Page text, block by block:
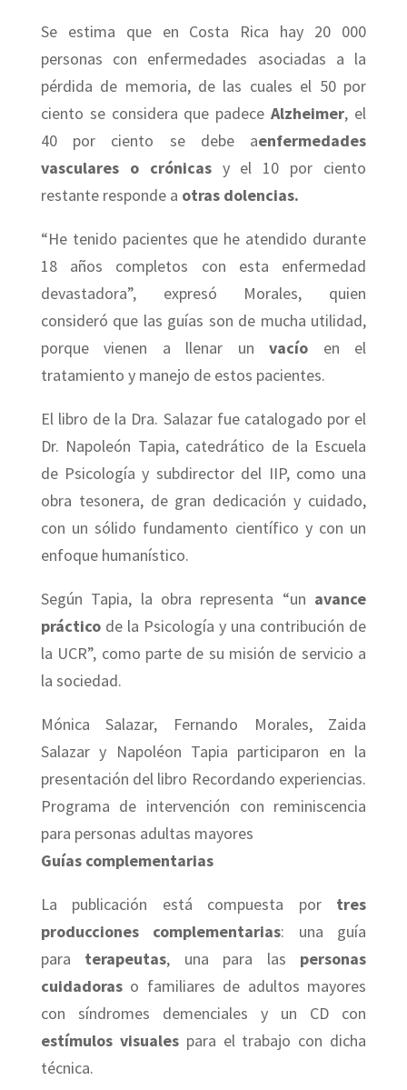
Se estima que en Costa Rica hay 20 000
personas con enfermedades asociadas a la
pérdida de memoria, de las cuales el 50 por
ciento se considera que padeceAlzheimer, el
40 por ciento se debe aenfermedades
vasculares o crónicasy el 10 por ciento
restante responde a otras dolencias.
“He tenido pacientes que he atendido durante
18 años completos con esta enfermedad
devastadora”, expresó Morales, quien
consideró que las guías son de mucha utilidad,
porque vienen a llenar unvacío en el
tratamiento y manejo de estos pacientes.
El libro de la Dra. Salazar fue catalogado por el
Dr. Napoleón Tapia, catedrático de la Escuela
de Psicología y subdirector del IIP, como una
obra tesonera, de gran dedicación y cuidado,
con un sólido fundamento científico y con un
enfoque humanístico.
Según Tapia, la obra representa “un avance
prácticode la Psicología y una contribución de
la UCR”, como parte de su misión de servicio a
la sociedad.
Mónica Salazar, Fernando Morales, Zaida
Salazar y Napoléon Tapia participaron en la
presentación del libro Recordando experiencias.
Programa de intervención con reminiscencia
para personas adultas mayores
Guías complementarias
La publicación está compuesta por tres
producciones complementarias: una guía
para terapeutas, una para las personas
cuidadoraso familiares de adultos mayores
con síndromes demenciales y un CD con
estímulos visualespara el trabajo con dicha
técnica.